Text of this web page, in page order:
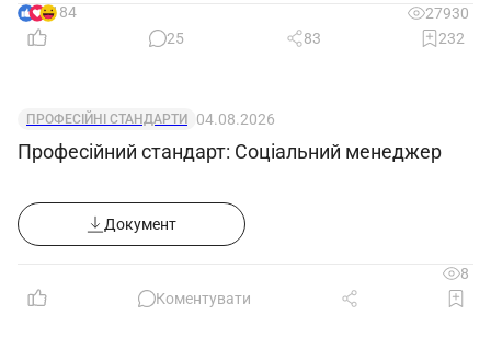
184
27930
25
83 232
ПРОФЕСІЙНІ СТАНДАРТИ 04.08.2026
Професійний стандарт: Соціальний менеджер
Документ
8
Коментувати